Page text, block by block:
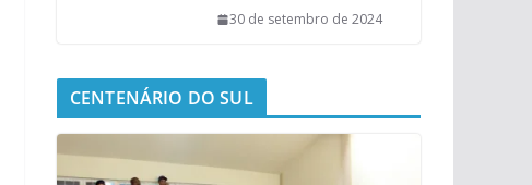
30 de setembro de 2024
CENTENÁRIO DO SUL